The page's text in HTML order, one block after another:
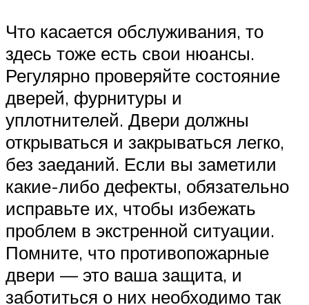
Что касается обслуживания, то
здесь тоже есть свои нюансы.
Регулярно проверяйте состояние
дверей, фурнитуры и
уплотнителей. Двери должны
открываться и закрываться легко,
без заеданий. Если вы заметили
какие-либо дефекты, обязательно
исправьте их, чтобы избежать
проблем в экстренной ситуации.
Помните, что противопожарные
двери — это ваша защита, и
заботиться о них необходимо так